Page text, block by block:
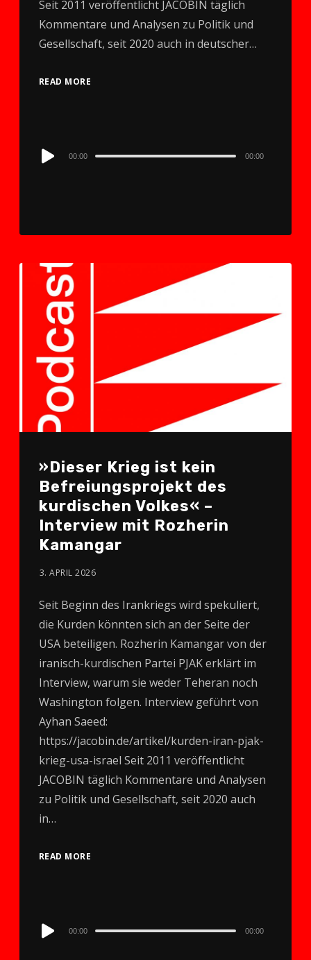
Seit 2011 veröffentlicht JACOBIN täglich
Kommentare und Analysen zu Politik und
Gesellschaft, seit 2020 auch in deutscher…
READ MORE
Audio
00:00 00:00
»Dieser Krieg ist kein
Befreiungsprojekt des
kurdischen Volkes« –
Interview mit Rozherin
Kamangar
3. APRIL 2026
Seit Beginn des Irankriegs wird spekuliert,
die Kurden könnten sich an der Seite der
USA beteiligen. Rozherin Kamangar von der
iranisch-kurdischen Partei PJAK erklärt im
Interview, warum sie weder Teheran noch
Washington folgen. Interview geführt von
Ayhan Saeed:
https://jacobin.de/artikel/kurden-iran-pjak-
krieg-usa-israel Seit 2011 veröffentlicht
JACOBIN täglich Kommentare und Analysen
zu Politik und Gesellschaft, seit 2020 auch
in…
READ MORE
Audio
00:00 00:00